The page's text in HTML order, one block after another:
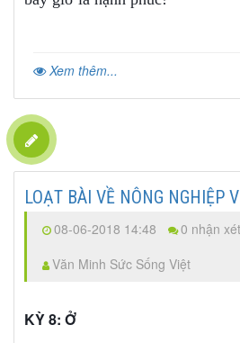
Xem thêm...
LOẠT BÀI VỀ NÔNG NGHIỆP
08-06-2018 14:48 0 nhận xét
Văn Minh Sức Sống Việt
KỲ 8: Ở